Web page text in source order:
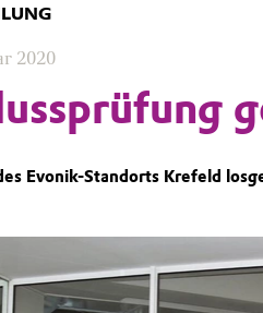
2020
Evonik-Standorts Krefeld